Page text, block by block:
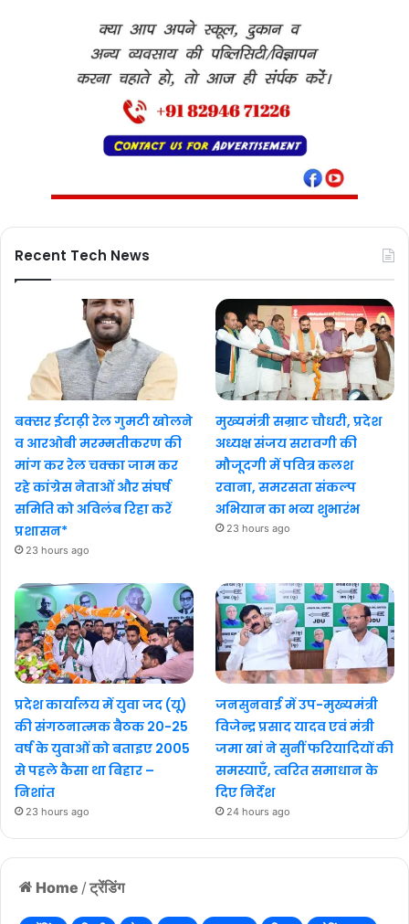
Home / ट्रेंडिंग
Recent Tech News
बक्सर ईटाढ़ी रेल गुमटी खोलने
व आरओबी मरम्मतीकरण की
मांग कर रेल चक्का जाम कर
रहे कांग्रेस नेताओं और संघर्ष
समिति को अविलंब रिहा करें
प्रशासन*
23 hours ago
मुख्यमंत्री सम्राट चौधरी, प्रदेश
अध्यक्ष संजय सरावगी की
मौजूदगी में पवित्र कलश
रवाना, समरसता संकल्प
अभियान का भव्य शुभारंभ
23 hours ago
प्रदेश कार्यालय में युवा जद (यू)
की संगठनात्मक बैठक 20-25
वर्ष के युवाओं को बताइए 2005
से पहले कैसा था बिहार –
निशांत
23 hours ago
जनसुनवाई में उप-मुख्यमंत्री
विजेन्द्र प्रसाद यादव एवं मंत्री
जमा खां ने सुनीं फरियादियों की
समस्याएँ, त्वरित समाधान के
दिए निर्देश
24 hours ago